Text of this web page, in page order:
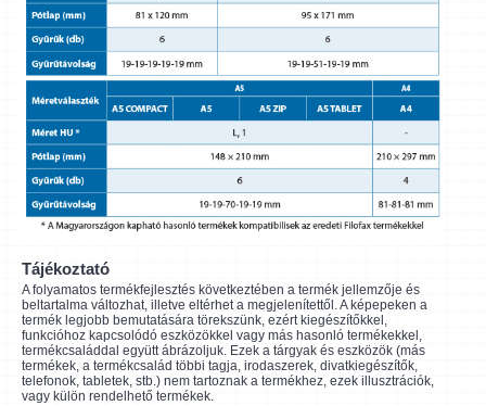
Tájékoztató
A folyamatos termékfejlesztés következtében a termék jellemzője és
beltartalma változhat, illetve eltérhet a megjelenítettől. A képepeken a
termék legjobb bemutatására törekszünk, ezért kiegészítőkkel,
funkcióhoz kapcsolódó eszközökkel vagy más hasonló termékekkel,
termékcsaláddal együtt ábrázoljuk. Ezek a tárgyak és eszközök (más
termékek, a termékcsalád többi tagja, irodaszerek, divatkiegészítők,
telefonok, tabletek, stb.) nem tartoznak a termékhez, ezek illusztrációk,
vagy külön rendelhető termékek.